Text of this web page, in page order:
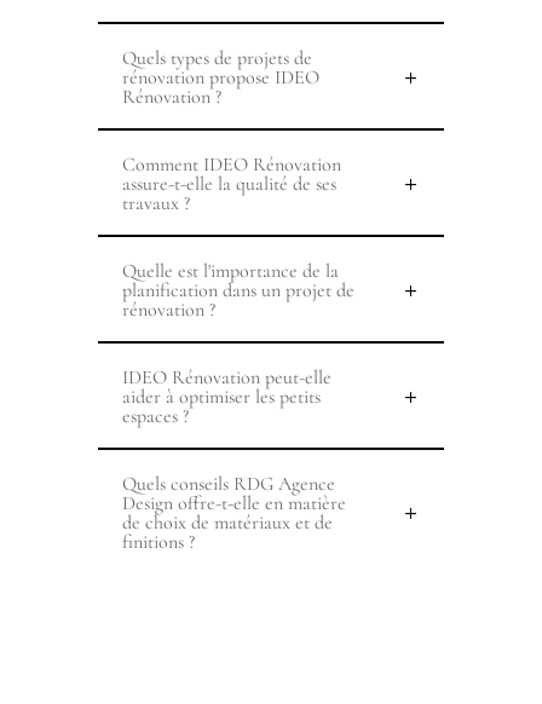
Quels types de projets de
rénovation propose IDEO
Rénovation ?
Comment IDEO Rénovation
assure-t-elle la qualité de ses
travaux ?
Quelle est l'importance de la
planification dans un projet de
rénovation ?
IDEO Rénovation peut-elle
aider à optimiser les petits
espaces ?
Quels conseils RDG Agence
Design offre-t-elle en matière
de choix de matériaux et de
finitions ?